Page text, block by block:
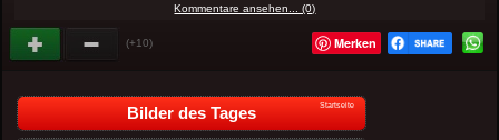
Kommentare ansehen... (0)
(+10) Merken
Bilder des Tages Startseite